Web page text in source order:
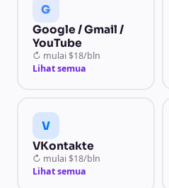
G
Google / Gmail /
YouTube
↻ mulai $18/bln
Lihat semua
V
VKontakte
↻ mulai $18/bln
Lihat semua